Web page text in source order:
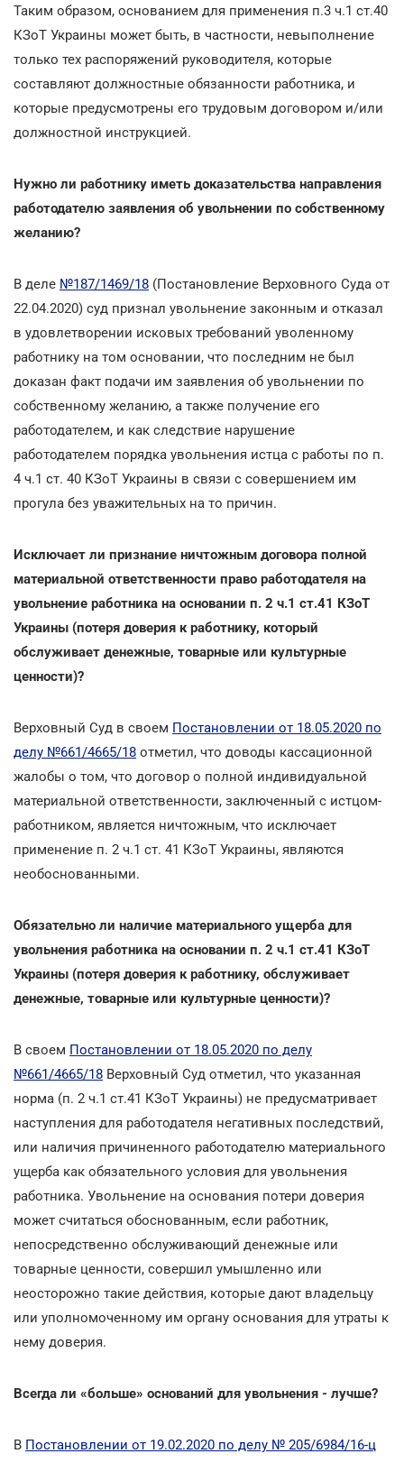
Таким образом, основанием для применения п.3 ч.1 ст.40
КЗоТ Украины может быть, в частности, невыполнение
только тех распоряжений руководителя, которые
составляют должностные обязанности работника, и
которые предусмотрены его трудовым договором и/или
должностной инструкцией.
Нужно ли работнику иметь доказательства направления
работодателю заявления об увольнении по собственному
желанию?
В деле №187/1469/18 (Постановление Верховного Суда от
22.04.2020) суд признал увольнение законным и отказал
в удовлетворении исковых требований уволенному
работнику на том основании, что последним не был
доказан факт подачи им заявления об увольнении по
собственному желанию, а также получение его
работодателем, и как следствие нарушение
работодателем порядка увольнения истца с работы по п.
4 ч.1 ст. 40 КЗоТ Украины в связи с совершением им
прогула без уважительных на то причин.
Исключает ли признание ничтожным договора полной
материальной ответственности право работодателя на
увольнение работника на основании п. 2 ч.1 ст.41 КЗоТ
Украины (потеря доверия к работнику, который
обслуживает денежные, товарные или культурные
ценности)?
Верховный Суд в своем Постановлении от 18.05.2020 по
делу №661/4665/18 отметил, что доводы кассационной
жалобы о том, что договор о полной индивидуальной
материальной ответственности, заключенный с истцом-
работником, является ничтожным, что исключает
применение п. 2 ч.1 ст. 41 КЗоТ Украины, являются
необоснованными.
Обязательно ли наличие материального ущерба для
увольнения работника на основании п. 2 ч.1 ст.41 КЗоТ
Украины (потеря доверия к работнику, обслуживает
денежные, товарные или культурные ценности)?
В своем Постановлении от 18.05.2020 по делу
№661/4665/18 Верховный Суд отметил, что указанная
норма (п. 2 ч.1 ст.41 КЗоТ Украины) не предусматривает
наступления для работодателя негативных последствий,
или наличия причиненного работодателю материального
ущерба как обязательного условия для увольнения
работника. Увольнение на основания потери доверия
может считаться обоснованным, если работник,
непосредственно обслуживающий денежные или
товарные ценности, совершил умышленно или
неосторожно такие действия, которые дают владельцу
или уполномоченному им органу основания для утраты к
нему доверия.
Всегда ли «больше» оснований для увольнения - лучше?
В Постановлении от 19.02.2020 по делу № 205/6984/16-ц